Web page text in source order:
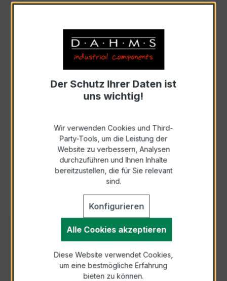
Scheinleistung (VA)auswählen
Auswahl zurücksetzen
Anfrage schriftlich
Als PDF exportieren
BESCHREIBUNG
Der Wickelstromwandler WSK 40 20/5A 5VA
Kl.1 ist ein kompakter, hochpräziser
Niederspannungs-Messwandler der bewährten
Der Schutz Ihrer Daten ist
uns wichtig!
Wir verwenden Cookies und Third-
Party-Tools, um die Leistung der
Website zu verbessern, Analysen
durchzuführen und Ihnen Inhalte
bereitzustellen, die für Sie relevant
sind.
Konfigurieren
Alle Cookies akzeptieren
Diese Website verwendet Cookies,
um eine bestmögliche Erfahrung
bieten zu können.